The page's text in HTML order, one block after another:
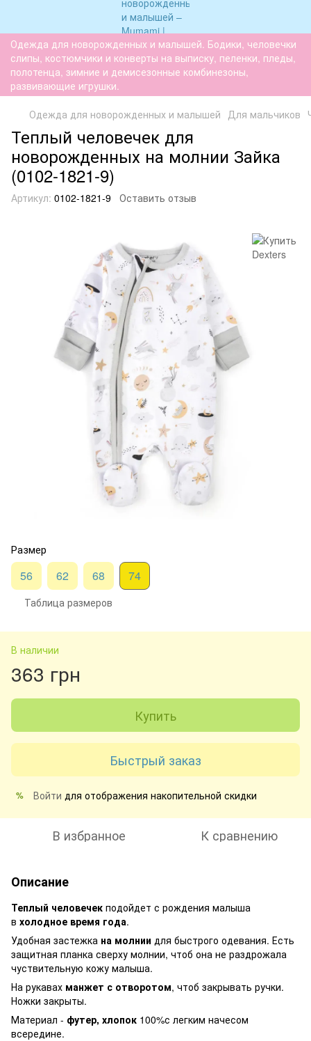
Одежда для новорожденных и малышей. Бодики, человечки
слипы, костюмчики и конверты на выписку, пеленки, пледы,
полотенца, зимние и демисезонные комбинезоны,
развивающие игрушки.
Одежда для новорожденных и малышей Для мальчиков
Теплый человечек для
новорожденных на молнии Зайка
(0102-1821-9)
Артикул: 0102-1821-9 Оставить отзыв
Размер
56 62 68 74
Таблица размеров
В наличии
363 грн
Купить
Быстрый заказ
% Войти для отображения накопительной скидки
В избранное К сравнению
Описание
Теплый человечек подойдет с рождения малыша
в холодное время года.
Удобная застежка на молнии для быстрого одевания. Есть
защитная планка сверху молнии, чтоб она не раздрожала
чуствительную кожу малыша.
На рукавах манжет с отворотом, чтоб закрывать ручки.
Ножки закрыты.
Материал - футер, хлопок 100%с легким начесом
всередине.